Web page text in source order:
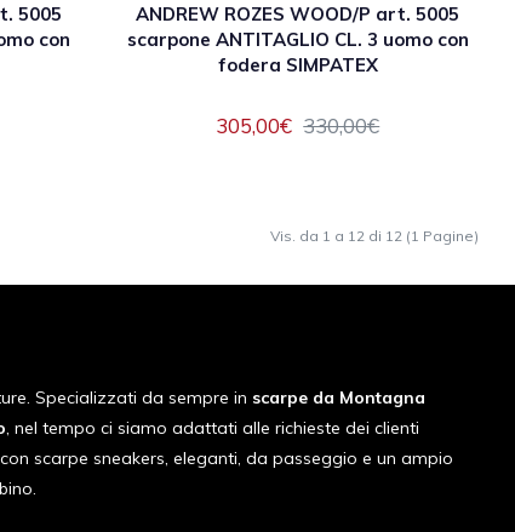
5005
con
ANDREW ROZES WOOD/P art. 5005
scarpone ANTITAGLIO CL. 3 uomo con
fodera SIMPATEX
305,00€ 330,00€
Vis. da 1 a 12 di 12 (1 Pagine)
Specializzati da sempre in scarpe da Montagna
, nel tempo ci siamo adattati alle richieste dei clienti
scarpe sneakers, eleganti, da passeggio e un ampio